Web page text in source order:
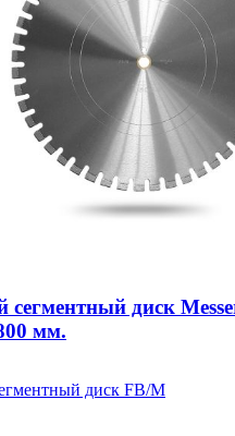
диск
мм.
диск FB/M